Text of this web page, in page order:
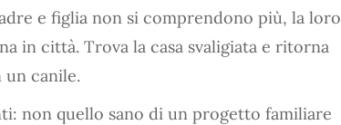
e figlia non si comprendono più, la loro
in città. Trova la casa svaligiata e ritorna
un canile.
non quello sano di un progetto familiare